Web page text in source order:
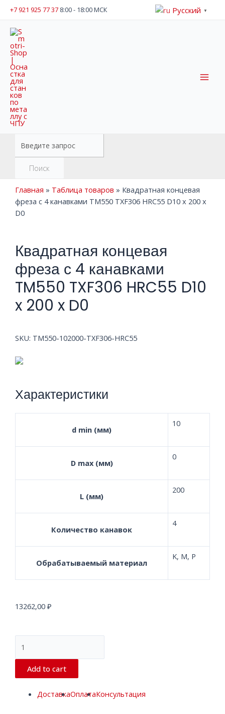
+7 921 925 77 37 8:00 - 18:00 МСК Русский ▼
Поиск
Главная » Таблица товаров » Квадратная концевая
фреза с 4 канавками TM550 TXF306 HRC55 D10 x 200 x
D0
Квадратная концевая
фреза с 4 канавками
TM550 TXF306 HRC55 D10
x 200 x D0
SKU: TM550-102000-TXF306-HRC55
Характеристики
d min (мм)
10
D max (мм)
0
L (мм)
200
Количество канавок
4
Обрабатываемый материал
K, M, P
13262,00 ₽
Add to cart
ДоставкаОплатаКонсультация